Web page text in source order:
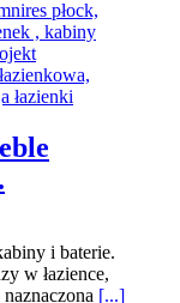
i baterie.
w łazience,
[...]